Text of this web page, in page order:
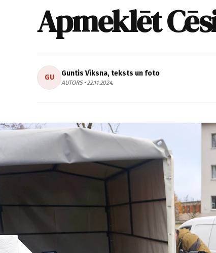
Apmeklēt
GU Guntis Vīksna, teksts un foto
AUTORS • 22.11.2024.